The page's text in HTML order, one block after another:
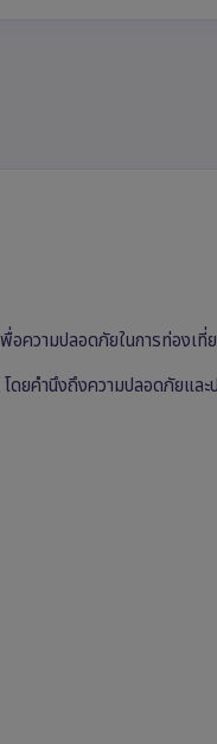
อความปลอดภัยในการท่องเที่
ดยคำนึงถึงความปลอดภัยและ